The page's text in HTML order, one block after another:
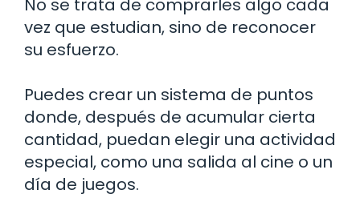
No se trata de comprarles algo cada
vez que estudian, sino de reconocer
su esfuerzo.
Puedes crear un sistema de puntos
donde, después de acumular cierta
cantidad, puedan elegir una actividad
especial, como una salida al cine o un
día de juegos.